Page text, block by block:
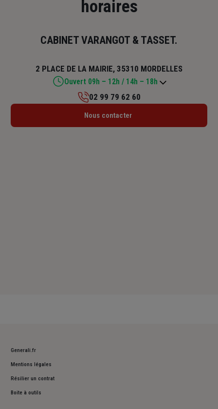
horaires
CABINET VARANGOT & TASSET.
2 PLACE DE LA MAIRIE, 35310 MORDELLES
Ouvert 09h – 12h / 14h – 18h
Lundi : 09h – 12h / 14h – 18h
02 99 79 62 60
Nous contacter
Generali.fr
Mentions légales
Résilier un contrat
Boite à outils